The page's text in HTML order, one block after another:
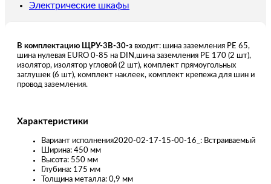
Электрические шкафы
В комплектацию ЩРУ-3В-30-з входит: шина заземления РЕ 65,
шина нулевая EURO 0-85 на DIN,шина заземления РЕ 170 (2 шт),
изолятор, изолятор угловой (2 шт), комплект прямоугольных
заглушек (6 шт), комплект наклеек, комплект крепежа для шин и
провод заземления.
Характеристики
Вариант исполнения2020-02-17-15-00-16_: Встраиваемый
Ширина: 450 мм
Высота: 550 мм
Глубина: 175 мм
Толщина металла: 0,9 мм